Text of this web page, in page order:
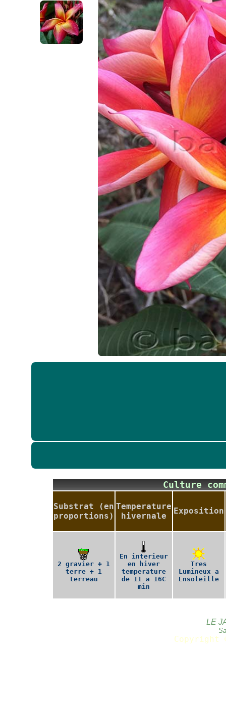
Culture
Substrat (en
proportions)
Temperature
hivernale
Exposition
2 gravier + 1
terre + 1
terreau
En interieur
en hiver
temperature
de 11 a 16C
min
Tres
Lumineux a
Ensoleille
LE
Copyright